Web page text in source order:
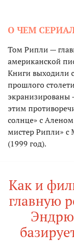
О ЧЕМ
Том Рипли —
американской
Книги выходили
прошлого
этим
солнце» с
мистер Рипли»
(1999 год).
Как и
главную